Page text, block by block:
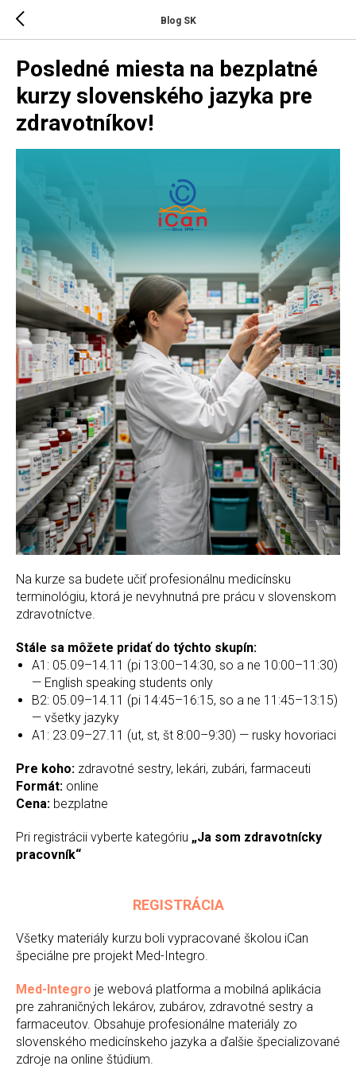
Blog SK
Posledné miesta na bezplatné
kurzy slovenského jazyka pre
zdravotníkov!
Na kurze sa budete učiť profesionálnu medicínsku
terminológiu, ktorá je nevyhnutná pre prácu v slovenskom
zdravotníctve.
Stále sa môžete pridať do týchto skupín:
A1: 05.09–14.11 (pi 13:00–14:30, so a ne 10:00–11:30)
— English speaking students only
B2: 05.09–14.11 (pi 14:45–16:15, so a ne 11:45–13:15)
— všetky jazyky
A1: 23.09–27.11 (ut, st, št 8:00–9:30) — rusky hovoriaci
Pre koho: zdravotné sestry, lekári, zubári, farmaceuti
Formát: online
Cena: bezplatne
Pri registrácii vyberte kategóriu „Ja som zdravotnícky
pracovník“
REGISTRÁCIA
Všetky materiály kurzu boli vypracované školou iCan
špeciálne pre projekt Med-Integro.
Med-Integro je webová platforma a mobilná aplikácia
pre zahraničných lekárov, zubárov, zdravotné sestry a
farmaceutov. Obsahuje profesionálne materiály zo
slovenského medicínskeho jazyka a ďalšie špecializované
zdroje na online štúdium.